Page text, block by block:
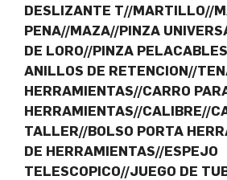
DESLIZANTE T//MARTILLO//
PENA//MAZA//PINZA
DE LORO//PINZA
ANILLOS DE RETENCION//
HERRAMIENTAS//CARRO
HERRAMIENTAS//CALIBRE//
TALLER//BOLSO PORTA
DE HERRAMIENTAS//ESPEJO
TELESCOPICO//JUEGO DE